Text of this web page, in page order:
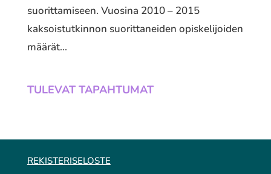
suorittamiseen. Vuosina 2010 – 2015
kaksoistutkinnon suorittaneiden opiskelijoiden
määrät...
TULEVAT TAPAHTUMAT
REKISTERISELOSTE